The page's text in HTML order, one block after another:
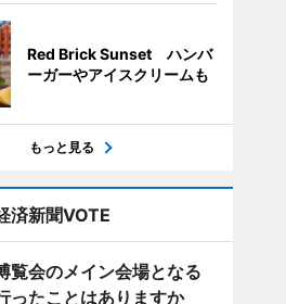
Red Brick Sunset ハンバ
ーガーやアイスクリームも
もっと見る
済新聞VOTE
覧会のメイン会場となる
ったことはありますか